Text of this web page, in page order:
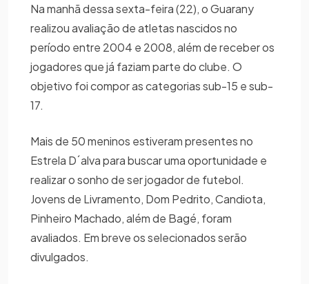
Na manhã dessa sexta-feira (22), o Guarany
realizou avaliação de atletas nascidos no
período entre 2004 e 2008, além de receber os
jogadores que já faziam parte do clube. O
objetivo foi compor as categorias sub-15 e sub-
17.
Mais de 50 meninos estiveram presentes no
Estrela D´alva para buscar uma oportunidade e
realizar o sonho de ser jogador de futebol.
Jovens de Livramento, Dom Pedrito, Candiota,
Pinheiro Machado, além de Bagé, foram
avaliados. Em breve os selecionados serão
divulgados.